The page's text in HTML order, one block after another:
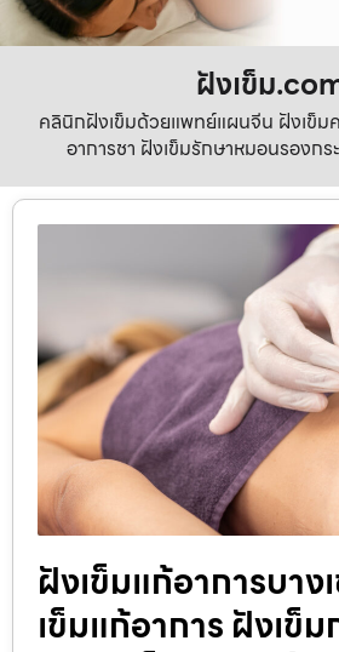
ฝังเข็ม
คลินิกฝังเข็มด้วยแพทย์แผนจีน ฝังเข็ม
อาการชา ฝังเข็มรักษาหมอนรองก
ฝังเข็มแก้อาการบาง
เข็มแก้อาการ ฝังเข็